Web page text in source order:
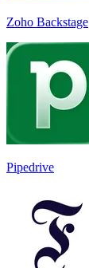
Zoho Backstage
Pipedrive